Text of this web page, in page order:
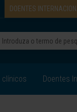
DOENTES
clínicos Doentes